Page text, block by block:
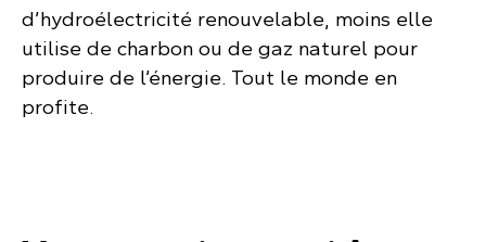
d’hydroélectricité renouvelable, moins elle
utilise de charbon ou de gaz naturel pour
produire de l’énergie. Tout le monde en
profite.